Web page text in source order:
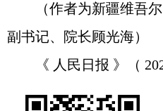
（作者为新疆维吾尔
副书记、院长顾光海）
《 人民日报 》（